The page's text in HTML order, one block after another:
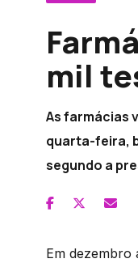
mil
As farmácias
quarta-feira,
segundo a
Em dezembro